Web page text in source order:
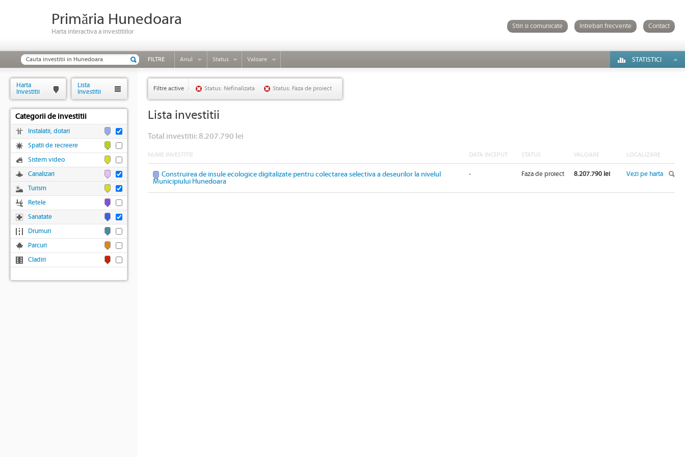
Primăria Hunedoara
Harta interactiva a investitiilor
Stiri si comunicate Intrebari frecvente Contact
FILTRE Anul Status Valoare STATISTICI
Filtre active Status: Nefinalizata Status: Faza de proiect
Lista investitii
Total investitii: 8.207.790 lei
NUME INVESTITIE DATA INCEPUT STATUS VALOARE LOCALIZARE
Construirea de insule ecologice digitalizate pentru colectarea selectiva a deseurilor la nivelul
Municipiului Hunedoara
- Faza de proiect 8.207.790 lei Vezi pe harta
Harta
Investitii
Lista
Investitii
Categorii de investitii
Instalatii, dotari
Spatii de recreere
Sistem video
Canalizari
Turism
Retele
Sanatate
Drumuri
Parcuri
Cladiri